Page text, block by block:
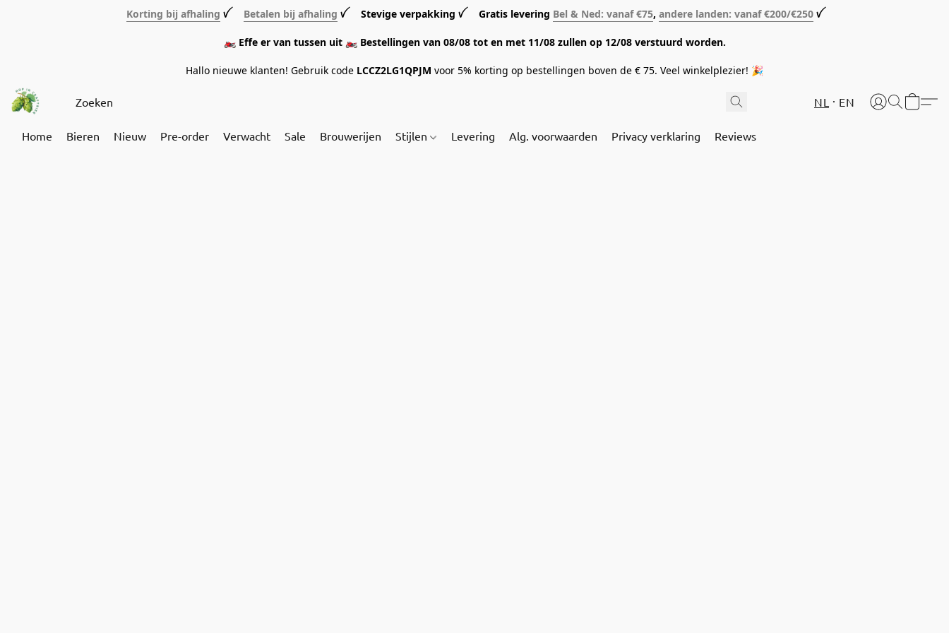
Korting bij afhaling ꪜ Betalen bij afhaling ꪜ Stevige verpakking ꪜ Gratis levering Bel & Ned: vanaf €75, andere landen: vanaf €200/€250 ꪜ
🏍️ Effe er van tussen uit 🏍️ Bestellingen van 08/08 tot en met 11/08 zullen op 12/08 verstuurd worden.
Hallo nieuwe klanten! Gebruik code LCCZ2LG1QPJM voor 5% korting op bestellingen boven de € 75. Veel winkelplezier! 🎉
NL EN
Home Bieren Nieuw Pre-order Verwacht Sale Brouwerijen Stijlen Levering Alg. voorwaarden Privacy verklaring Reviews